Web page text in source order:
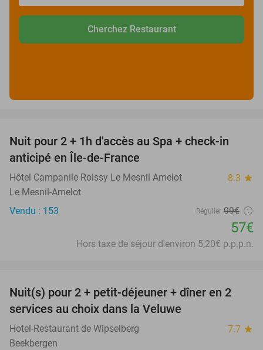
Cherchez Restaurant
42%
Nuit pour 2 + 1h d'accès au Spa + check-in
anticipé en Île-de-France
Hôtel Campanile Roissy Le Mesnil Amelot 8.3 star
Le Mesnil-Amelot
Vendu : 153
Régulier 99€
57€
Hors taxe de séjour d'environ 5,20€ p.p.p.n.
22%
Nuit(s) pour 2 + petit-déjeuner + dîner en 2
services au choix dans la Veluwe
Hotel-Restaurant de Wipselberg 7.7 star
Beekbergen